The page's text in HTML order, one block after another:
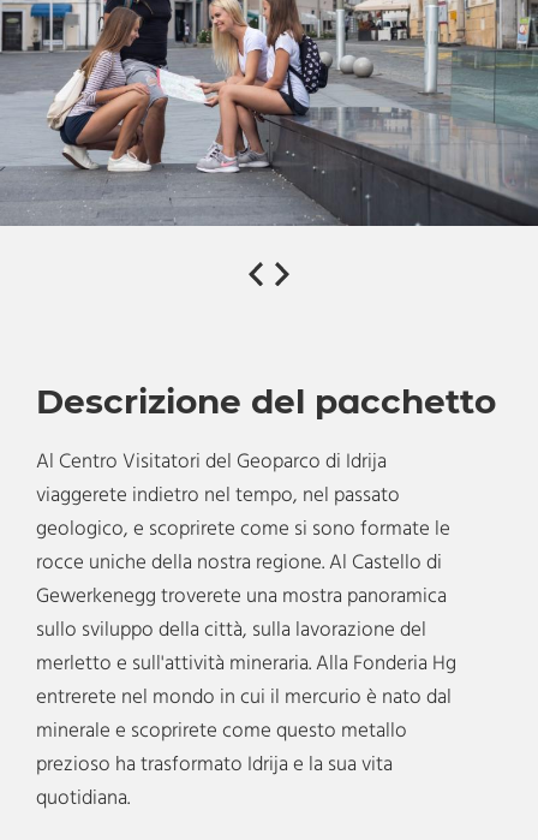
Descrizione del pacchetto
Al Centro Visitatori del Geoparco di Idrija
viaggerete indietro nel tempo, nel passato
geologico, e scoprirete come si sono formate le
rocce uniche della nostra regione. Al Castello di
Gewerkenegg troverete una mostra panoramica
sullo sviluppo della città, sulla lavorazione del
merletto e sull'attività mineraria. Alla Fonderia Hg
entrerete nel mondo in cui il mercurio è nato dal
minerale e scoprirete come questo metallo
prezioso ha trasformato Idrija e la sua vita
quotidiana.